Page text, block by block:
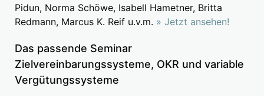
Pidun, Norma Schöwe, Isabell Hametner, Britta
Redmann, Marcus K. Reif u.v.m. » Jetzt ansehen!
Das passende Seminar
Zielvereinbarungssysteme, OKR und variable
Vergütungssysteme